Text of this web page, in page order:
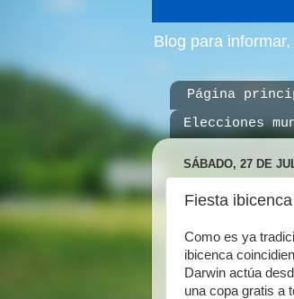
Blog para
Página
Elecciones
SÁBADO, 27 DE
Fiesta
Como es ya
ibicenca
Darwin actúa
una copa gratis a